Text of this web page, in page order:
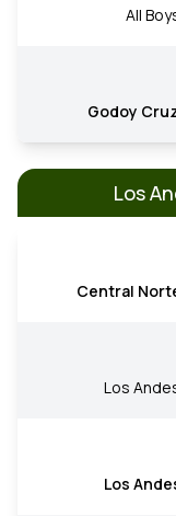
All
Godoy
Los
Central
Los
Los